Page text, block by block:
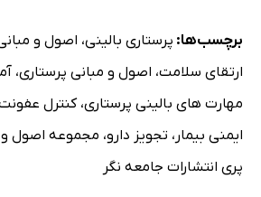
برچسب‌ها: پرستاری بالینی، اصول و
ارتقای سلامت، اصول و مبانی پرستاری،
مهارت های بالینی پرستاری،کنترل
ایمنی بیمار ، تجویز دارو، مجموعه اصول و
پری انتشارات جامعه نگر